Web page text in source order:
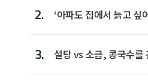
2.
‘아파도 집에서 늙고
3. 설탕 vs 소금, 콩국수를